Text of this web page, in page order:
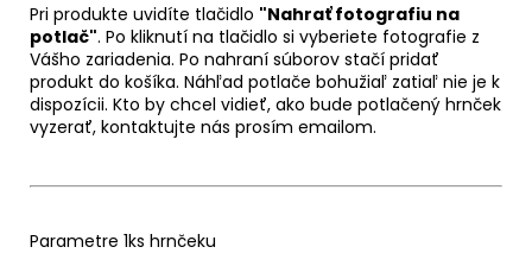
Pri produkte uvidíte tlačidlo "Nahrať fotografiu na
potlač". Po kliknutí na tlačidlo si vyberiete fotografie z
Vášho zariadenia. Po nahraní súborov stačí pridať
produkt do košíka. Náhľad potlače bohužiaľ zatiaľ nie je k
dispozícii. Kto by chcel vidieť, ako bude potlačený hrnček
vyzerať, kontaktujte nás prosím emailom.
Parametre 1ks hrnčeku